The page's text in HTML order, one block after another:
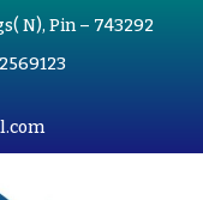
N), Pin – 743292